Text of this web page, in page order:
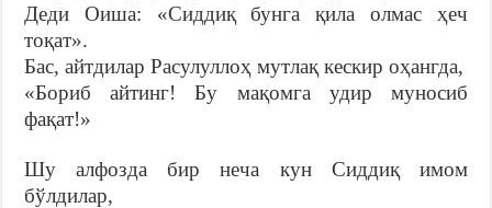
Деди Оиша: «Сиддиқ бунга қила олмас ҳеч
тоқат».
Бас, айтдилар Расулуллоҳ мутлақ кескир оҳангда,
«Бориб айтинг! Бу мақомга удир муносиб
фақат!»
Шу алфозда бир неча кун Сиддиқ имом
бўлдилар,